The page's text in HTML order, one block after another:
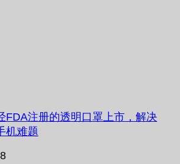
FDA注册的透明口罩上市，解决
机难题